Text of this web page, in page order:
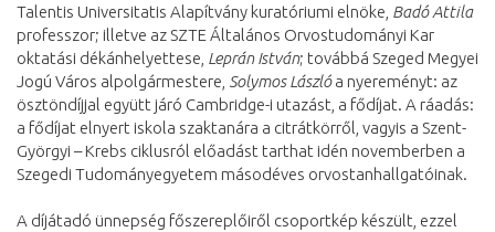
Talentis Universitatis Alapítvány kuratóriumi elnöke, Badó Attila
professzor; illetve az SZTE Általános Orvostudományi Kar
oktatási dékánhelyettese, Leprán István; továbbá Szeged Megyei
Jogú Város alpolgármestere, Solymos Lászlóa nyereményt: az
ösztöndíjjal együtt járó Cambridge-i utazást, a fődíjat. A ráadás:
a fődíjat elnyert iskola szaktanára a citrátkörről, vagyis a Szent-
Györgyi – Krebs ciklusról előadást tarthat idén novemberben a
Szegedi Tudományegyetem másodéves orvostanhallgatóinak.
A díjátadó ünnepség főszereplőiről csoportkép készült, ezzel